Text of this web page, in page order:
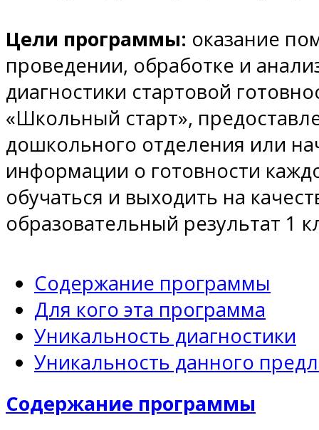
Цели программы: оказание
проведении, обработке и
диагностики стартовой
«Школьный старт»,
дошкольного отделения или
информации о готовности
обучаться и выходить на
образовательный результат 1
Содержание программы
Для кого эта программа
Уникальность диагностики
Уникальность данного
Содержание программы